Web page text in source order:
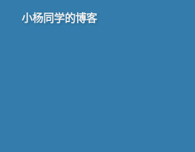
小杨同学的博客